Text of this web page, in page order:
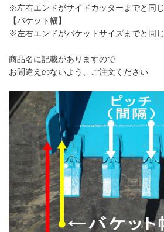
※左右エンドがサイドカッターまでと同じ
【バケット幅】
※左右エンドがバケットサイズまでと同じ
商品名に記載がありますので
お間違えのないよう、ご注文ください